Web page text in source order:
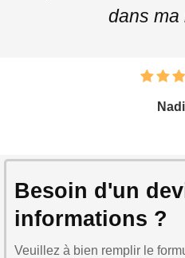
dans ma
Besoin d'un
informations ?
Veuillez à bien remplir le